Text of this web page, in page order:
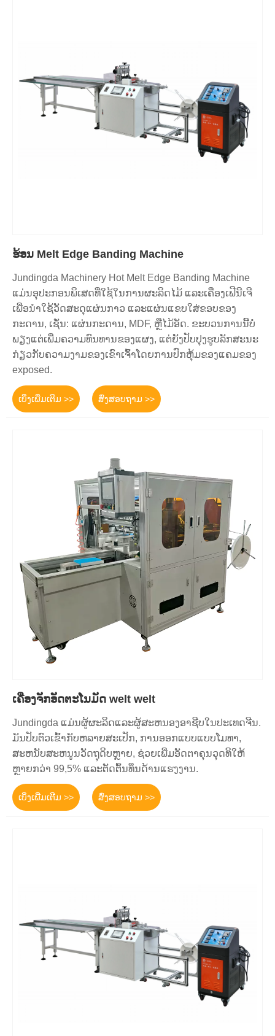
ຮ້ອນ Melt Edge Banding Machine
Jundingda Machinery Hot Melt Edge Banding Machine
ແມ່ນອຸປະກອນພິເສດທີ່ໃຊ້ໃນການຜະລິດໄມ້ ແລະເຄື່ອງເຟີນີເຈີ
ເພື່ອນຳໃຊ້ວັດສະດຸແຜ່ນກາວ ແລະແຜ່ນແຂບໃສ່ຂອບຂອງ
ກະດານ, ເຊັ່ນ: ແຜ່ນກະດານ, MDF, ຫຼືໄມ້ອັດ. ຂະບວນການນີ້ບໍ່
ພຽງແຕ່ເພີ່ມຄວາມທົນທານຂອງແຜງ, ແຕ່ຍັງປັບປຸງຮູບລັກສະນະ
ກ່ຽວກັບຄວາມງາມຂອງເຂົາເຈົ້າໂດຍການປົກຫຸ້ມຂອງແຄມຂອງ
exposed.
ເບິ່ງເພີ່ມເຕີມ >> ສົ່ງສອບຖາມ >>
ເຄື່ອງຈັກອັດຕະໂນມັດ welt welt
Jundingda ແມ່ນຜູ້ຜະລິດແລະຜູ້ສະຫນອງອາຊີບໃນປະເທດຈີນ.
ມັນປັບຕົວເຂົ້າກັບຫລາຍສະເປັກ, ການອອກແບບແບບໂມທາ,
ສະຫນັບສະຫນູນວັດຖຸດິບຫຼາຍ, ຊ່ວຍເພີ່ມອັດຕາຄຸນວຸດທິໃຫ້
ຫຼາຍກວ່າ 99,5% ແລະຕັດຕົ້ນທຶນດ້ານແຮງງານ.
ເບິ່ງເພີ່ມເຕີມ >> ສົ່ງສອບຖາມ >>